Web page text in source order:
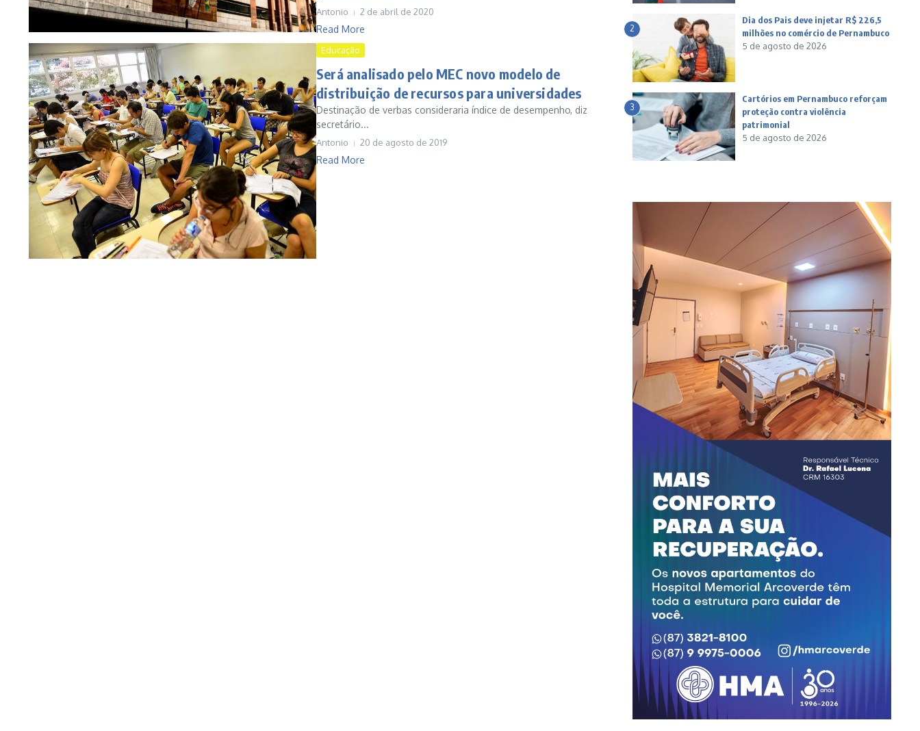
Antonio 2 de abril de 2020
Read More
Educação
Será analisado pelo MEC novo modelo de
distribuição de recursos para universidades
Destinação de verbas consideraria índice de desempenho, diz
secretário...
Antonio 20 de agosto de 2019
Read More
2
Dia dos Pais deve injetar R$ 226,5
milhões no comércio de Pernambuco
5 de agosto de 2026
3
Cartórios em Pernambuco reforçam
proteção contra violência
patrimonial
5 de agosto de 2026